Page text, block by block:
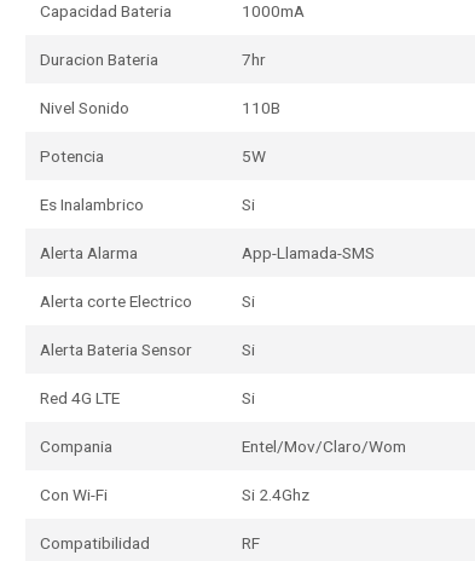
Capacidad Bateria 1000mA
Duracion Bateria 7hr
Nivel Sonido 110B
Potencia 5W
Es Inalambrico Si
Alerta Alarma App-Llamada-SMS
Alerta corte Electrico Si
Alerta Bateria Sensor Si
Red 4G LTE Si
Compania Entel/Mov/Claro/Wom
Con Wi-Fi Si 2.4Ghz
Compatibilidad RF